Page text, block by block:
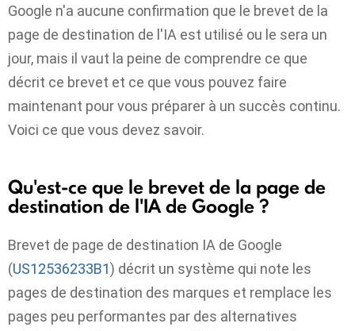
Google n'a aucune confirmation que le brevet de la
page de destination de l'IA est utilisé ou le sera un
jour, mais il vaut la peine de comprendre ce que
décrit ce brevet et ce que vous pouvez faire
maintenant pour vous préparer à un succès continu.
Voici ce que vous devez savoir.
Qu'est-ce que le brevet de la page de
destination de l'IA de Google ?
Brevet de page de destination IA de Google
(US12536233B1) décrit un système qui note les
pages de destination des marques et remplace les
pages peu performantes par des alternatives